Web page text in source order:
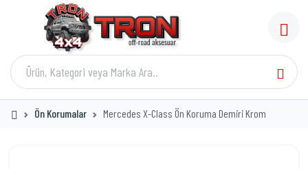
Ön Korumalar Mercedes X-Class Ön Koruma Demiri Krom